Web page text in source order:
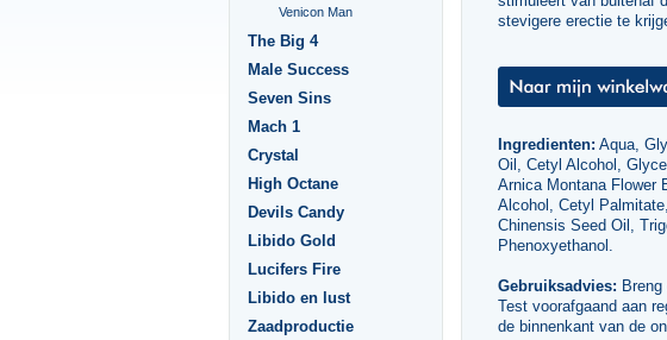
Venicon Man
The Big 4
Male Success
Seven Sins
Mach 1
Crystal
High Octane
Devils Candy
Libido Gold
Lucifers Fire
Libido en lust
Zaadproductie
stevigere erectie te
Ingredienten: Aqua,
Oil, Cetyl Alcohol,
Arnica Montana Flower
Alcohol, Cetyl
Chinensis Seed Oil,
Phenoxyethanol.
Gebruiksadvies:
Test voorafgaand aan
de binnenkant van de